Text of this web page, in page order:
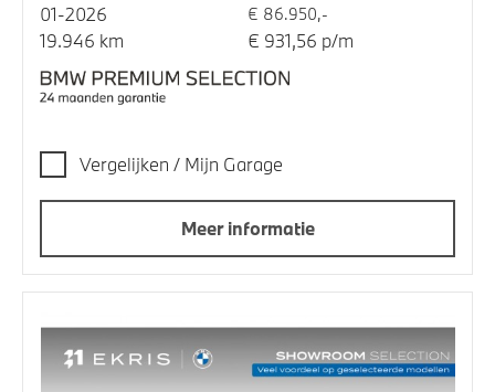
01-2026 € 86.950,-
19.946 km € 931,56 p/m
Vergelijken / Mijn Garage
Meer informatie